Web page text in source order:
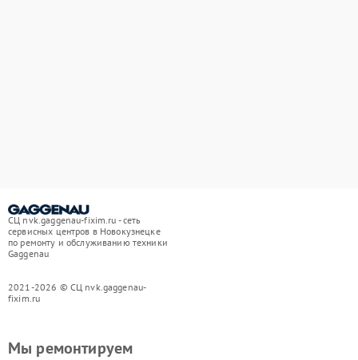
СЦ nvk.gaggenau-fixim.ru - сеть
сервисных центров в Новокузнецке
по ремонту и обслуживанию техники
Gaggenau
2021-2026 © СЦ nvk.gaggenau-
fixim.ru
Мы ремонтируем